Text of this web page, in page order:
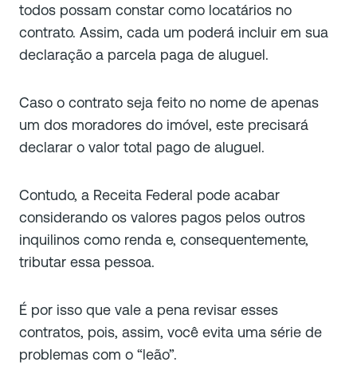
todos possam constar como locatários no
contrato. Assim, cada um poderá incluir em sua
declaração a parcela paga de aluguel.
Caso o contrato seja feito no nome de apenas
um dos moradores do imóvel, este precisará
declarar o valor total pago de aluguel.
Contudo, a Receita Federal pode acabar
considerando os valores pagos pelos outros
inquilinos como renda e, consequentemente,
tributar essa pessoa.
É por isso que vale a pena revisar esses
contratos, pois, assim, você evita uma série de
problemas com o “leão”.